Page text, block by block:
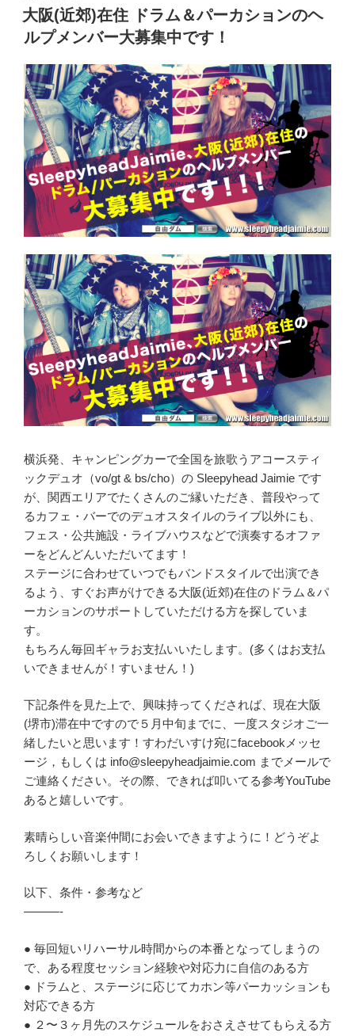
稿
日:
大阪(近郊)在住 ドラム＆パーカションのヘ
ルプメンバー大募集中です！
横浜発、キャンピングカーで全国を旅歌うアコースティ
ックデュオ（vo/gt & bs/cho）の Sleepyhead Jaimie です
が、関西エリアでたくさんのご縁いただき、普段やって
るカフェ・バーでのデュオスタイルのライブ以外にも、
フェス・公共施設・ライブハウスなどで演奏するオファ
ーをどんどんいただいてます！
ステージに合わせていつでもバンドスタイルで出演でき
るよう、すぐお声がけできる大阪(近郊)在住のドラム＆パ
ーカションのサポートしていただける方を探していま
す。
もちろん毎回ギャラお支払いいたします。(多くはお支払
いできませんが！すいません！)
下記条件を見た上で、興味持ってくだされば、現在大阪
(堺市)滞在中ですので５月中旬までに、一度スタジオご一
緒したいと思います！すわだいすけ宛にfacebookメッセ
ージ，もしくは info@sleepyheadjaimie.com までメールで
ご連絡ください。その際、できれば叩いてる参考YouTube
あると嬉しいです。
素晴らしい音楽仲間にお会いできますように！どうぞよ
ろしくお願いします！
以下、条件・参考など
———-
● 毎回短いリハーサル時間からの本番となってしまうの
で、ある程度セッション経験や対応力に自信のある方
● ドラムと、ステージに応じてカホン等パーカッションも
対応できる方
● ２〜３ヶ月先のスケジュールをおさえさせてもらえる方